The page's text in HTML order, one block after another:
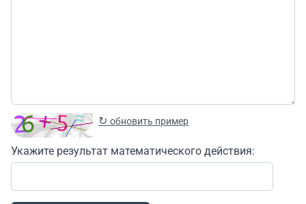
↻ обновить пример
Укажите результат математического действия: